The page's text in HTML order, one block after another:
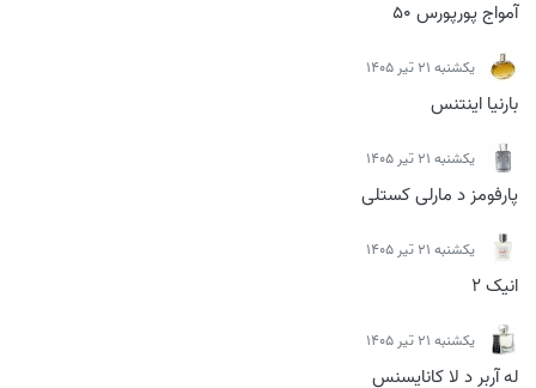
آمواج پورپورس 50
يكشنبه 21 تیر 1405
بارنیا اینتنس
يكشنبه 21 تیر 1405
پارفومز د مارلی کستلی
يكشنبه 21 تیر 1405
انیک 2
يكشنبه 21 تیر 1405
له آربر د لا کانایسنس